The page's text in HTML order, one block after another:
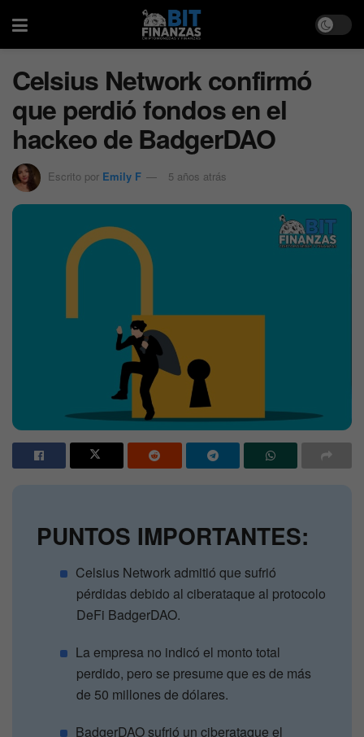
Celsius Network confirmó
que perdió fondos en el
hackeo de BadgerDAO
Escrito por Emily F 5 años atrás
PUNTOS IMPORTANTES:
Celsius Network admitió que sufrió
pérdidas debido al ciberataque al protocolo
DeFi BadgerDAO.
La empresa no indicó el monto total
perdido, pero se presume que es de más
de 50 millones de dólares.
BadgerDAO sufrió un ciberataque el